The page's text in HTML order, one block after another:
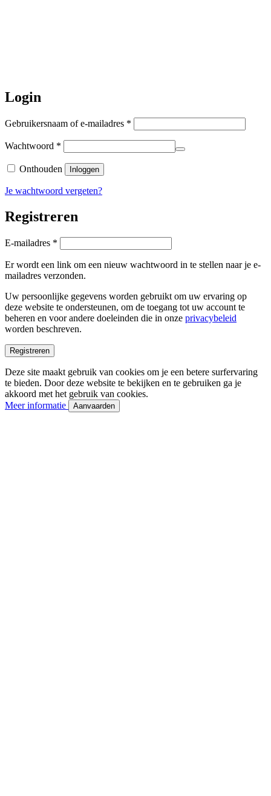
Login
Gebruikersnaam of e-mailadres *
Wachtwoord *
Onthouden Inloggen
Je wachtwoord vergeten?
Registreren
E-mailadres *
Er wordt een link om een nieuw wachtwoord in te stellen naar je e-
mailadres verzonden.
Uw persoonlijke gegevens worden gebruikt om uw ervaring op
deze website te ondersteunen, om de toegang tot uw account te
beheren en voor andere doeleinden die in onze privacybeleid
worden beschreven.
Registreren
Deze site maakt gebruik van cookies om je een betere surfervaring
te bieden. Door deze website te bekijken en te gebruiken ga je
akkoord met het gebruik van cookies.
Meer informatie
Aanvaarden